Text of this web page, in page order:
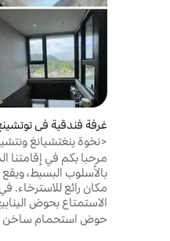
غرفة فندقية في
<نخوة ينغتشيانغ
ينابيع حارة (يمكن
لمجموعة من
مسموح باصطحاب
مسبح لا متناهي مدفوع
بالأسلوب البسيط،
الاستمتاع بحوض
تشعر بالهدوء الخاص
حوض استحمام ساخن